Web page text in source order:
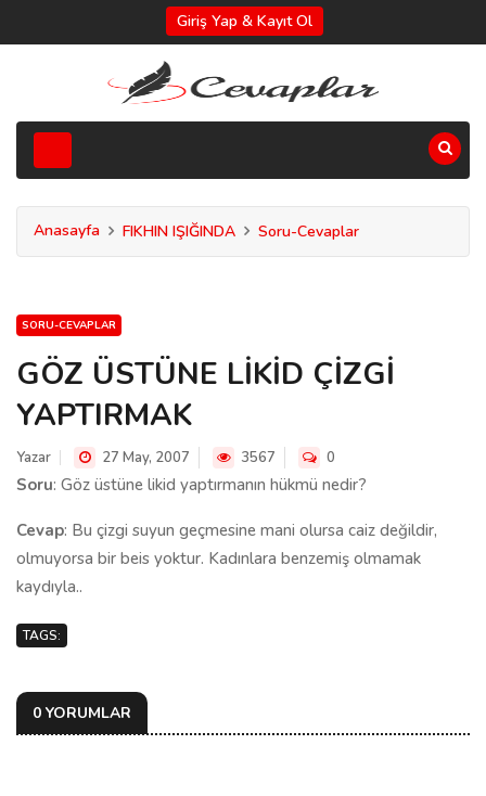
Giriş Yap & Kayıt Ol
Anasayfa FIKHIN IŞIĞINDA Soru-Cevaplar
SORU-CEVAPLAR
GÖZ ÜSTÜNE LİKİD ÇİZGİ
YAPTIRMAK
Yazar 27 May, 2007 3567 0
Soru: Göz üstüne likid yaptırmanın hükmü nedir?
Cevap: Bu çizgi suyun geçmesine mani olursa caiz değildir,
olmuyorsa bir beis yoktur. Kadınlara benzemiş olmamak
kaydıyla..
TAGS:
0 YORUMLAR